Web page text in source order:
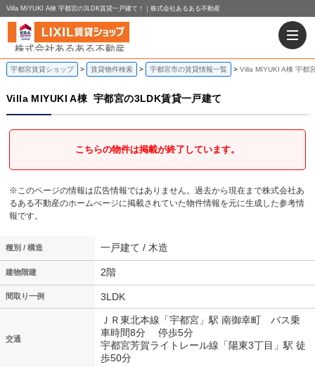
Villa MIYUKI A棟 宇都宮の3LDK賃貸一戸建て！｜株式会社あるある不動産
宇都宮賃貸ショップ 賃貸物件検索 宇都宮市の賃貸情報一覧 Villa MIYUKI A棟 宇都
Villa MIYUKI A棟 宇都宮の3LDK賃貸一戸建て
こちらの物件は掲載が終了しています。
※このページの情報は広告情報ではありません。過去から現在まで株式会社あ
るある不動産のホームぺージに掲載されていた物件情報を元に生成した参考情
報です。
種別 / 構造 一戸建て / 木造
建物階建 2階
間取り一例 3LDK
交通
ＪＲ東北本線「宇都宮」駅 南御幸町 バス乗
車時間8分 停歩5分
宇都宮芳賀ライトレール線「陽東3丁目」駅 徒
歩50分